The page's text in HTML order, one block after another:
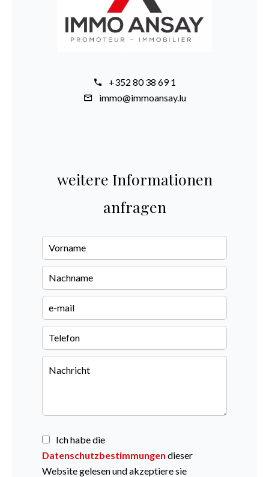
+352 80 38 69 1
immo@immoansay.lu
weitere Informationen
anfragen
Ich habe die
Datenschutzbestimmungen dieser
Website gelesen und akzeptiere sie